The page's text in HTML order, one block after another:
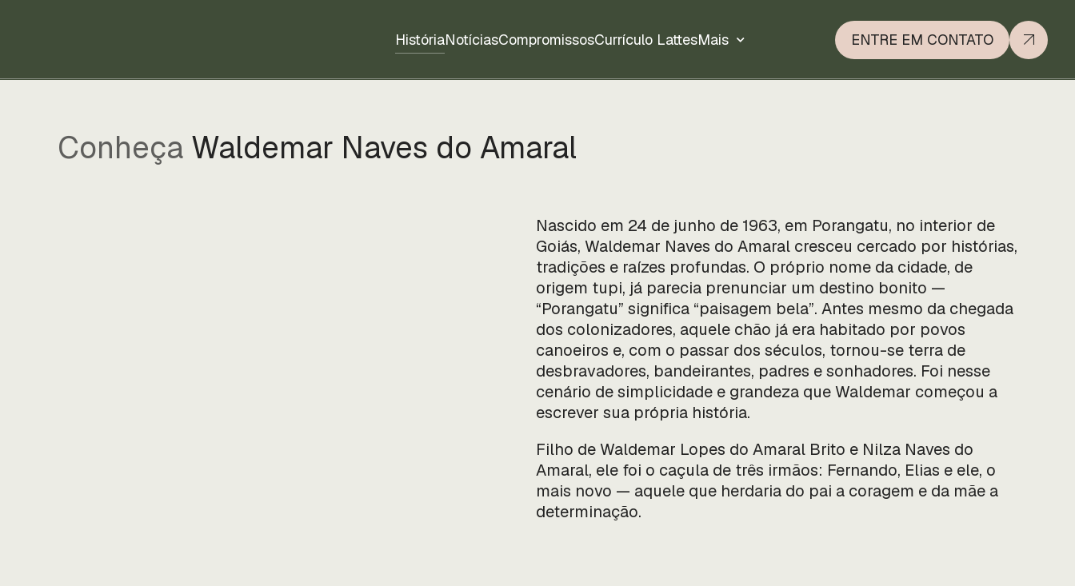
HistóriaNotíciasCompromissosCurrículo LattesMais ENTRE EM CONTATO
Conheça Waldemar Naves do Amaral
Nascido em 24 de junho de 1963, em Porangatu, no interior de
Goiás, Waldemar Naves do Amaral cresceu cercado por histórias,
tradições e raízes profundas. O próprio nome da cidade, de
origem tupi, já parecia prenunciar um destino bonito —
“Porangatu” significa “paisagem bela”. Antes mesmo da chegada
dos colonizadores, aquele chão já era habitado por povos
canoeiros e, com o passar dos séculos, tornou-se terra de
desbravadores, bandeirantes, padres e sonhadores. Foi nesse
cenário de simplicidade e grandeza que Waldemar começou a
escrever sua própria história.
Filho de Waldemar Lopes do Amaral Brito e Nilza Naves do
Amaral, ele foi o caçula de três irmãos: Fernando, Elias e ele, o
mais novo — aquele que herdaria do pai a coragem e da mãe a
determinação.